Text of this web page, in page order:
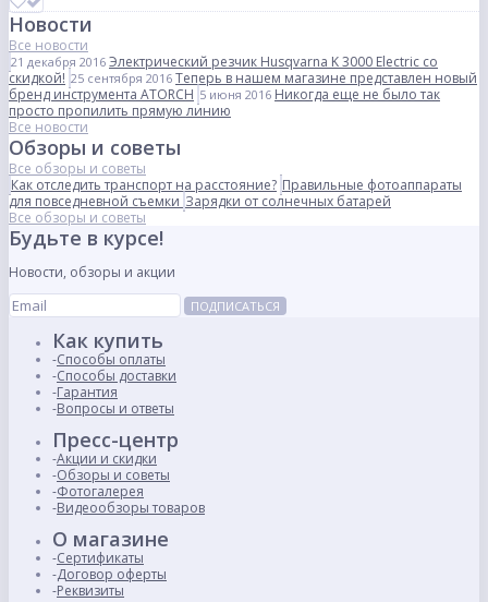
Новости
Все новости
21 декабря 2016 Электрический резчик Husqvarna K 3000 Electric со
скидкой! 25 сентября 2016 Теперь в нашем магазине представлен новый
бренд инструмента ATORCH 5 июня 2016 Никогда еще не было так
просто пропилить прямую линию
Все новости
Обзоры и советы
Все обзоры и советы
Как отследить транспорт на расстояние? Правильные фотоаппараты
для повседневной съемки Зарядки от солнечных батарей
Все обзоры и советы
Будьте в курсе!
Новости, обзоры и акции
ПОДПИСАТЬСЯ
Как купить
Способы оплаты
Способы доставки
Гарантия
Вопросы и ответы
Пресс-центр
Акции и скидки
Обзоры и советы
Фотогалерея
Видеообзоры товаров
О магазине
Сертификаты
Договор оферты
Реквизиты